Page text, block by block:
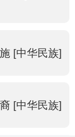
[中华民族]
[中华民族]